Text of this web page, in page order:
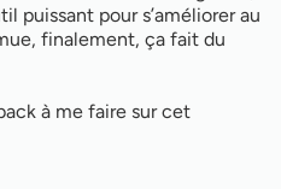
puissant pour s’améliorer au
finalement, ça fait du
à me faire sur cet